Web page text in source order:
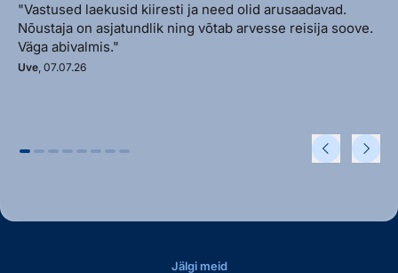
"Vastused laekusid kiiresti ja need olid arusaadavad.
Nõustaja on asjatundlik ning võtab arvesse reisija soove.
Väga abivalmis."
Uve, 07.07.26
Jälgi meid